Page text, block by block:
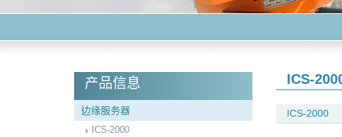
产品信息
边缘服务器
ICS-2000
ICS-
ICS-2000